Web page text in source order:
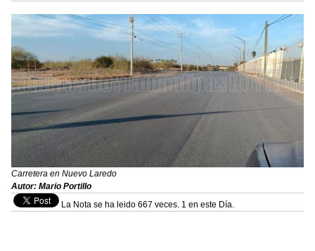
Carretera en Nuevo Laredo
Autor: Mario Portillo
La Nota se ha leido 667 veces. 1 en este Día.